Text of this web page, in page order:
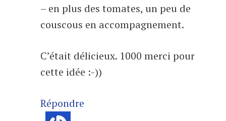
– en plus des tomates, un peu de
couscous en accompagnement.
C’était délicieux. 1000 merci pour
cette idée :-))
Répondre